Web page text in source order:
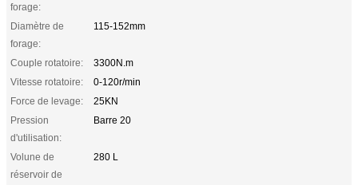
forage:
Diamètre de
forage:
115-152mm
Couple rotatoire:
3300N.m
Vitesse rotatoire:
0-120r/min
Force de levage:
25KN
Pression
d'utilisation:
Barre 20
Volune de
réservoir de
280 L